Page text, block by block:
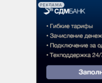
РЕКЛАМА